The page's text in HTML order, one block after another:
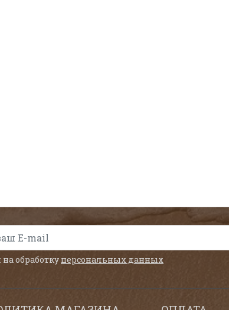
на обработку персональных данных